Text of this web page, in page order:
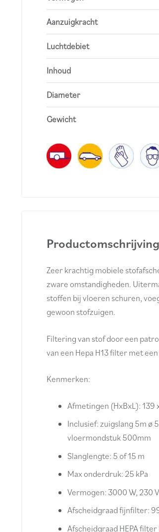
Aanzuigkracht
Luchtdebiet
Inhoud
Diameter
Gewicht
Productomschrijving
Zeer krachtig mobiele
zware omstandigheden.
stoffen bij vloeren schuren,
gewoon stofzuigen.
Filtering van stof door een
van een Hepa H13 filter met
Kenmerken:
Afmetingen (HxBxL): 139
Inclusief: zuigslang 5m ø
vloermondstuk 500mm
Slanglengte: 5 of 15 m
Max onderdruk: 25 kPa
Vermogen: 3000 W, 230 V
Afscheidgraad fijnfilter:
Afscheidgraad HEPA